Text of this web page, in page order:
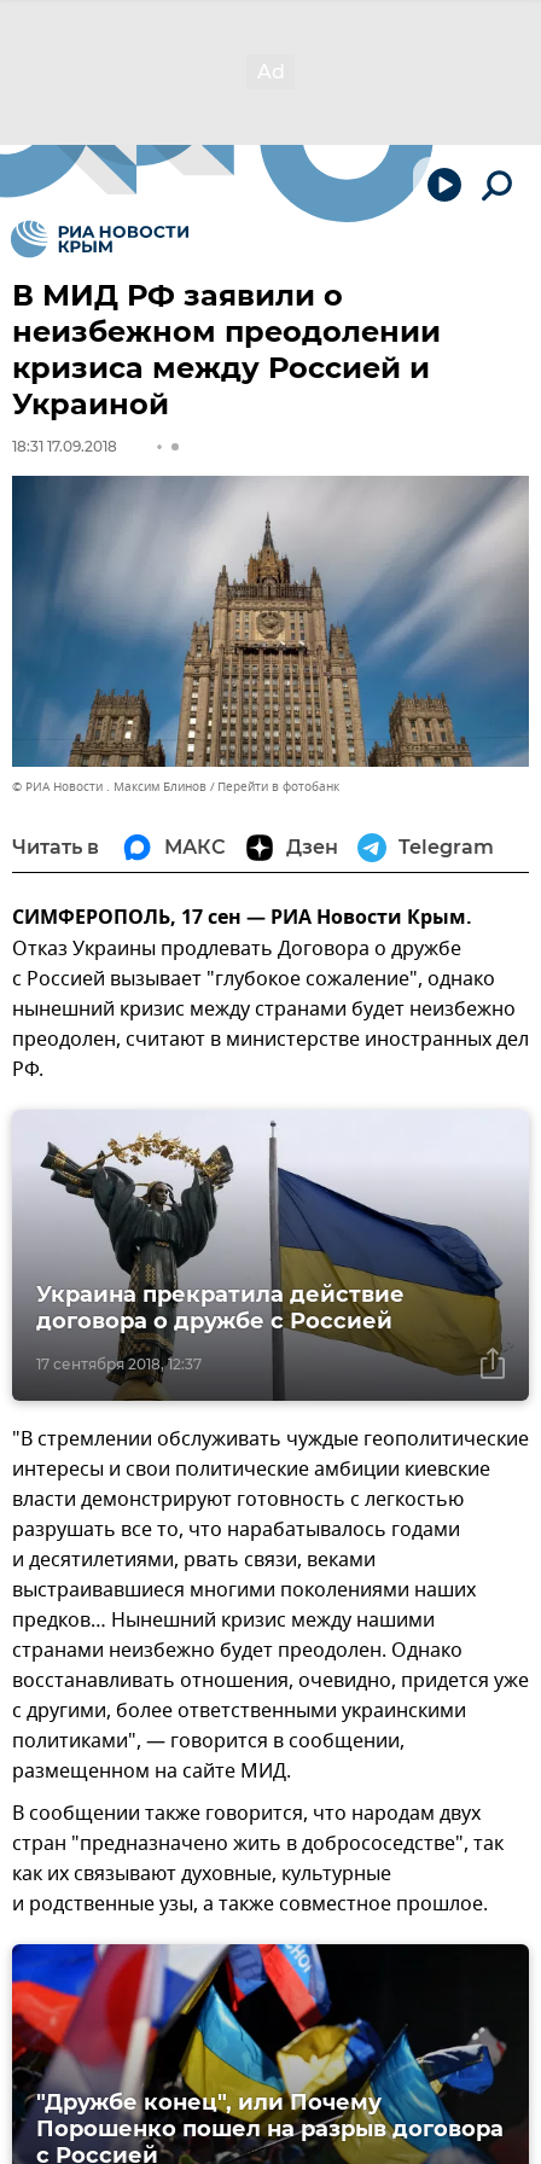
В МИД РФ заявили о
неизбежном преодолении
кризиса между Россией и
Украиной
18:31 17.09.2018
© РИА Новости . Максим Блинов Перейти в фотобанк
Читать в МАКС Дзен Telegram
СИМФЕРОПОЛЬ, 17 сен — РИА Новости Крым.
Отказ Украины продлевать Договора о дружбе
с Россией вызывает "глубокое сожаление", однако
нынешний кризис между странами будет неизбежно
преодолен, считают в министерстве иностранных дел
РФ.
17 сентября 2018, 12:37
Украина прекратила действие
договора о дружбе с Россией
"В стремлении обслуживать чуждые геополитические
интересы и свои политические амбиции киевские
власти демонстрируют готовность с легкостью
разрушать все то, что нарабатывалось годами
и десятилетиями, рвать связи, веками
выстраивавшиеся многими поколениями наших
предков… Нынешний кризис между нашими
странами неизбежно будет преодолен. Однако
восстанавливать отношения, очевидно, придется уже
с другими, более ответственными украинскими
политиками", — говорится в сообщении,
размещенном на сайте МИД.
В сообщении также говорится, что народам двух
стран "предназначено жить в добрососедстве", так
как их связывают духовные, культурные
и родственные узы, а также совместное прошлое.
"Дружбе конец", или Почему
Порошенко пошел на разрыв договора
с Россией